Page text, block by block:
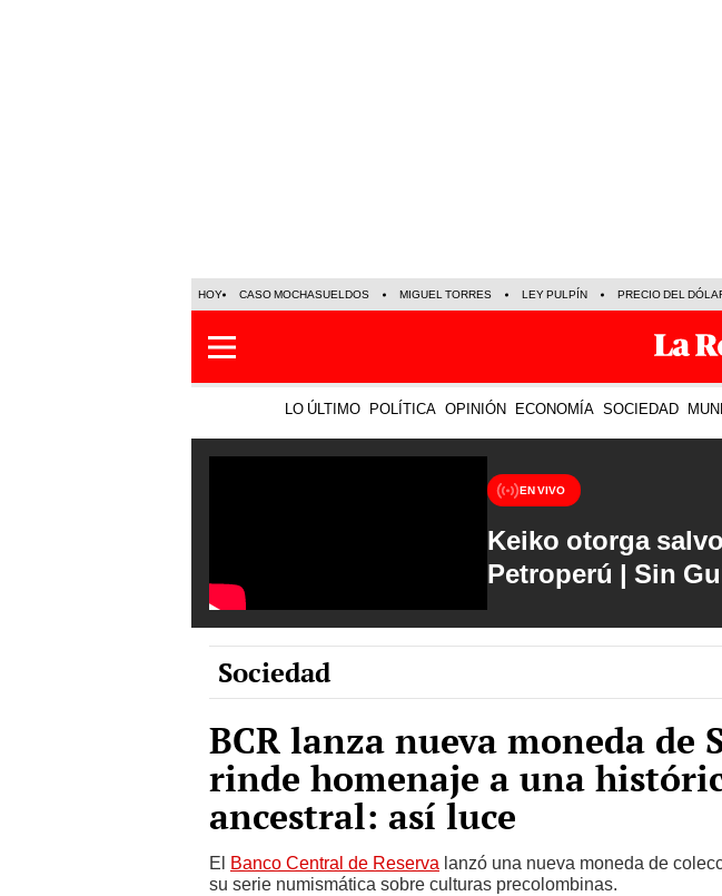
HOY CASO MOCHASUELDOS MIGUEL TORRES LEY PULPÍN PRECIO DEL
LO ÚLTIMO POLÍTICA OPINIÓN ECONOMÍA SOCIEDAD
EN VIVO
Keiko otorga
Petroperú | Sin
Sociedad
BCR lanza nueva moneda de
rinde homenaje a una
ancestral: así luce
El Banco Central de Reserva lanzó una nueva moneda de
su serie numismática sobre culturas precolombinas.